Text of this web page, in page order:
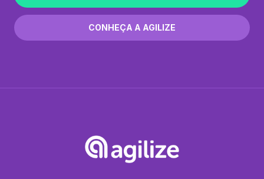
CONHEÇA A AGILIZE